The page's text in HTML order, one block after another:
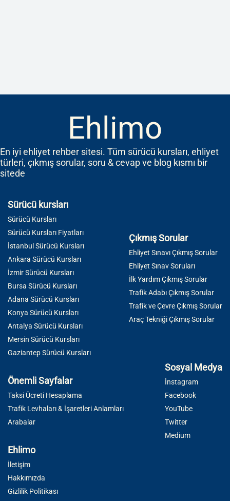
Ehlimo
En iyi ehliyet rehber sitesi. Tüm sürücü kursları, ehliyet
türleri, çıkmış sorular, soru & cevap ve blog kısmı bir
sitede
Sürücü kursları
Sürücü Kursları
Sürücü Kursları Fiyatları
İstanbul Sürücü Kursları
Ankara Sürücü Kursları
İzmir Sürücü Kursları
Bursa Sürücü Kursları
Adana Sürücü Kursları
Konya Sürücü Kursları
Antalya Sürücü Kursları
Mersin Sürücü Kursları
Gaziantep Sürücü Kursları
Çıkmış Sorular
Ehliyet Sınavı Çıkmış Sorular
Ehliyet Sınav Soruları
İlk Yardım Çıkmış Sorular
Trafik Adabı Çıkmış Sorular
Trafik ve Çevre Çıkmış Sorular
Araç Tekniği Çıkmış Sorular
Önemli Sayfalar
Taksi Ücreti Hesaplama
Trafik Levhaları & İşaretleri Anlamları
Arabalar
Sosyal Medya
İnstagram
Facebook
YouTube
Twitter
Medium
Ehlimo
İletişim
Hakkımızda
Gizlilik Politikası